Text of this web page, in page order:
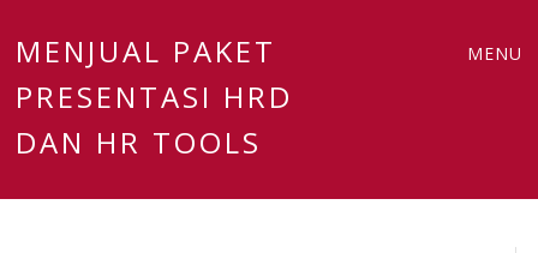
MENJUAL PAKET
PRESENTASI HRD
DAN HR TOOLS
MENU